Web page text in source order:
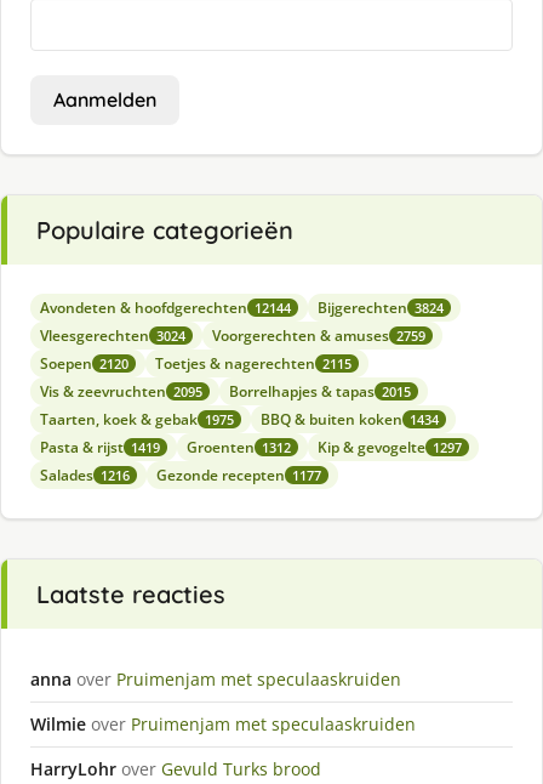
Aanmelden
Populaire categorieën
Avondeten & hoofdgerechten 12144 Bijgerechten 3824
Vleesgerechten 3024 Voorgerechten & amuses 2759
Soepen 2120 Toetjes & nagerechten 2115
Vis & zeevruchten 2095 Borrelhapjes & tapas 2015
Taarten, koek & gebak 1975 BBQ & buiten koken 1434
Pasta & rijst 1419 Groenten 1312 Kip & gevogelte 1297
Salades 1216 Gezonde recepten 1177
Laatste reacties
anna over Pruimenjam met speculaaskruiden
Wilmie over Pruimenjam met speculaaskruiden
HarryLohr over Gevuld Turks brood